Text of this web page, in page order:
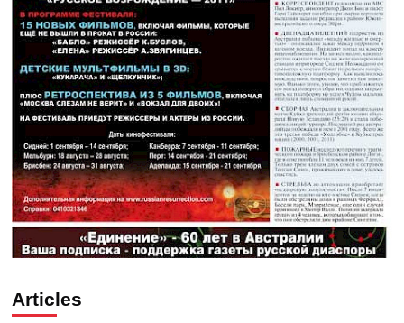
Articles